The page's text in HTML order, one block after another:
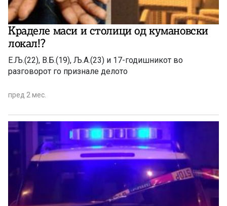
Краделе маси и столици од кумановски
локал!?
Е.Љ.(22), В.Б.(19), Љ.А.(23) и 17-годишникот во
разговорот го признале делото
пред 2 мес.